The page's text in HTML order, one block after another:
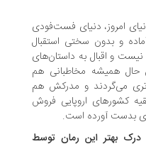
دنیای فست‌فودی
سختی استقبال
اقبال به داستان‌های
مخاطبانی هم
و مدرکش هم
اروپایی فروش
آورده است.
این رمان توسط